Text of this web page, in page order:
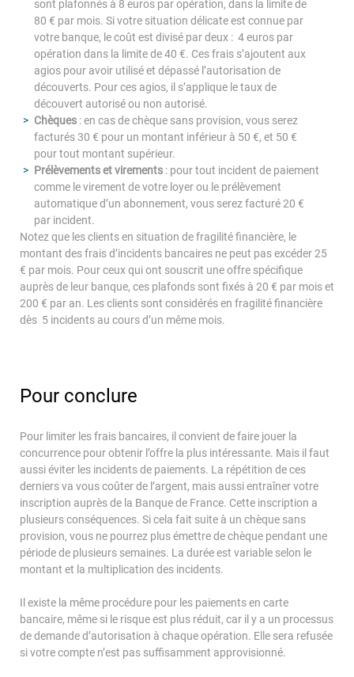
sont plafonnés à 8 euros par opération, dans la limite de
80 € par mois. Si votre situation délicate est connue par
votre banque, le coût est divisé par deux : 4 euros par
opération dans la limite de 40 €. Ces frais s’ajoutent aux
agios pour avoir utilisé et dépassé l’autorisation de
découverts. Pour ces agios, il s’applique le taux de
découvert autorisé ou non autorisé.
Chèques : en cas de chèque sans provision, vous serez
facturés 30 € pour un montant inférieur à 50 €, et 50 €
pour tout montant supérieur.
Prélèvements et virements : pour tout incident de paiement
comme le virement de votre loyer ou le prélèvement
automatique d’un abonnement, vous serez facturé 20 €
par incident.
Notez que les clients en situation de fragilité financière, le
montant des frais d’incidents bancaires ne peut pas excéder 25
€ par mois. Pour ceux qui ont souscrit une offre spécifique
auprès de leur banque, ces plafonds sont fixés à 20 € par mois et
200 € par an. Les clients sont considérés en fragilité financière
dès 5 incidents au cours d’un même mois.
Pour conclure
Pour limiter les frais bancaires, il convient de faire jouer la
concurrence pour obtenir l’offre la plus intéressante. Mais il faut
aussi éviter les incidents de paiements. La répétition de ces
derniers va vous coûter de l’argent, mais aussi entraîner votre
inscription auprès de la Banque de France. Cette inscription a
plusieurs conséquences. Si cela fait suite à un chèque sans
provision, vous ne pourrez plus émettre de chèque pendant une
période de plusieurs semaines. La durée est variable selon le
montant et la multiplication des incidents.
Il existe la même procédure pour les paiements en carte
bancaire, même si le risque est plus réduit, car il y a un processus
de demande d’autorisation à chaque opération. Elle sera refusée
si votre compte n’est pas suffisamment approvisionné.